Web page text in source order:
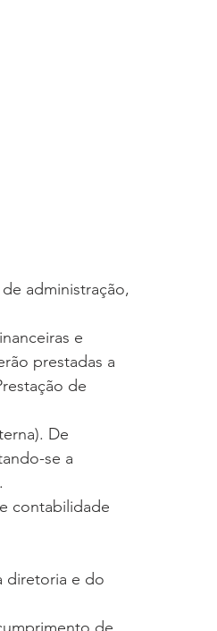
administração,
prestadas a
de
se a
diretoria e do